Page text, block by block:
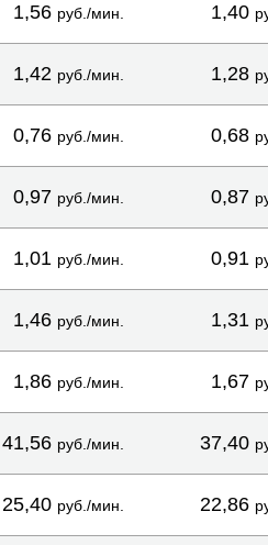
1,56 руб./мин. 1,40
1,42 руб./мин. 1,28
0,76 руб./мин. 0,68
0,97 руб./мин. 0,87
1,01 руб./мин. 0,91
1,46 руб./мин. 1,31
1,86 руб./мин. 1,67
41,56 руб./мин. 37,40
25,40 руб./мин. 22,86